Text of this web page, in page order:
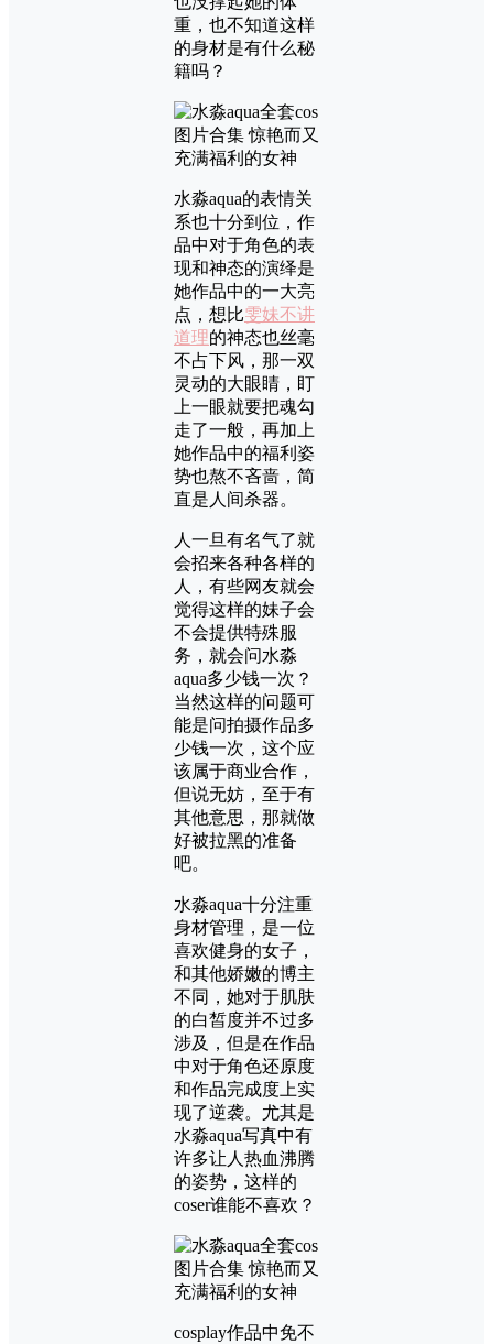
重，也不知道这样
的身材是有什么秘
籍吗？
水淼aqua的表情关
系也十分到位，作
品中对于角色的表
现和神态的演绎是
她作品中的一大亮
点，想比雯妹不讲
道理的神态也丝毫
不占下风，那一双
灵动的大眼睛，盯
上一眼就要把魂勾
走了一般，再加上
她作品中的福利姿
势也熬不吝啬，简
直是人间杀器。
人一旦有名气了就
会招来各种各样的
人，有些网友就会
觉得这样的妹子会
不会提供特殊服
务，就会问水淼
aqua多少钱一次？
当然这样的问题可
能是问拍摄作品多
少钱一次，这个应
该属于商业合作，
但说无妨，至于有
其他意思，那就做
好被拉黑的准备
吧。
水淼aqua十分注重
身材管理，是一位
喜欢健身的女子，
和其他娇嫩的博主
不同，她对于肌肤
的白皙度并不过多
涉及，但是在作品
中对于角色还原度
和作品完成度上实
现了逆袭。尤其是
水淼aqua写真中有
许多让人热血沸腾
的姿势，这样的
coser谁能不喜欢？
cosplay作品中免不